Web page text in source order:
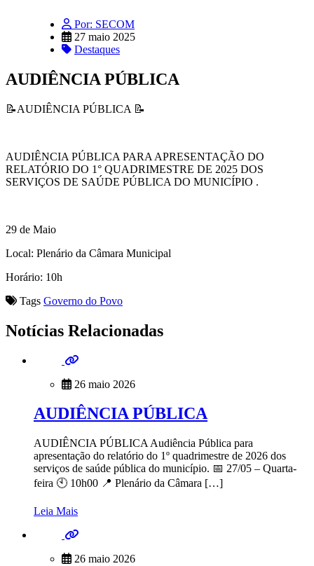
Por: SECOM
27 maio 2025
Destaques
AUDIÊNCIA PÚBLICA
📝AUDIÊNCIA PÚBLICA 📝
AUDIÊNCIA PÚBLICA PARA APRESENTAÇÃO DO
RELATÓRIO DO 1° QUADRIMESTRE DE 2025 DOS
SERVIÇOS DE SAÚDE PÚBLICA DO MUNICÍPIO .
29 de Maio
Local: Plenário da Câmara Municipal
Horário: 10h
Tags Governo do Povo
Notícias Relacionadas
26 maio 2026
AUDIÊNCIA PÚBLICA
AUDIÊNCIA PÚBLICA Audiência Pública para
apresentação do relatório do 1º quadrimestre de 2026 dos
serviços de saúde pública do município. 📅 27/05 – Quarta-
feira 🕙 10h00 📍 Plenário da Câmara […]
Leia Mais
26 maio 2026